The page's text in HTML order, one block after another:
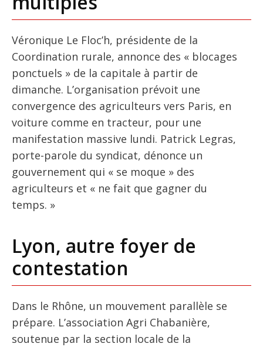
Véronique Le Floc’h, présidente de la
Coordination rurale, annonce des « blocages
ponctuels » de la capitale à partir de
dimanche. L’organisation prévoit une
convergence des agriculteurs vers Paris, en
voiture comme en tracteur, pour une
manifestation massive lundi. Patrick Legras,
porte-parole du syndicat, dénonce un
gouvernement qui « se moque » des
agriculteurs et « ne fait que gagner du
temps. »
Lyon, autre foyer de
contestation
Dans le Rhône, un mouvement parallèle se
prépare. L’association Agri Chabanière,
soutenue par la section locale de la